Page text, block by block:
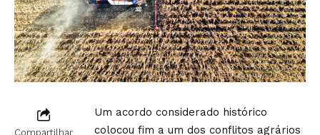
Compartilhar
Um acordo considerado histórico
colocou fim a um dos conflitos agrários